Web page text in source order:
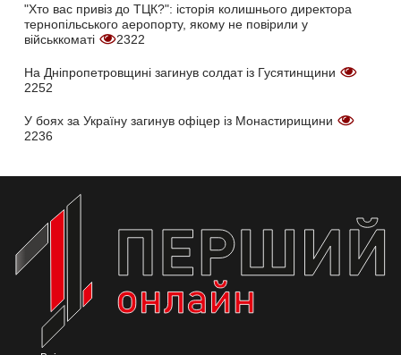
"Хто вас привіз до ТЦК?": історія колишнього директора
тернопільського аеропорту, якому не повірили у
військкоматі
2322
На Дніпропетровщині загинув солдат із Гусятинщини
2252
У боях за Україну загинув офіцер із Монастирищини
2236